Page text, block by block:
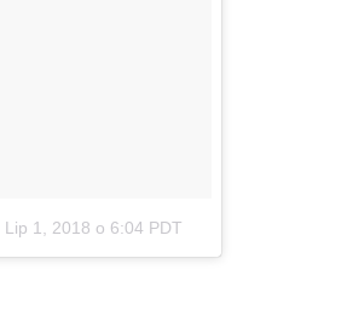
Lip 1, 2018 o 6:04 PDT